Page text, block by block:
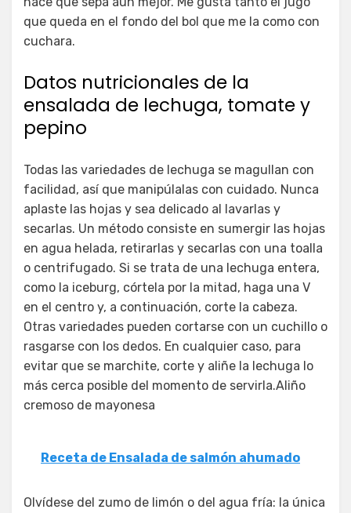
que queda en el fondo del bol que me la como con
cuchara.
Datos nutricionales de la
ensalada de lechuga, tomate y
pepino
Todas las variedades de lechuga se magullan con
facilidad, así que manipúlalas con cuidado. Nunca
aplaste las hojas y sea delicado al lavarlas y
secarlas. Un método consiste en sumergir las hojas
en agua helada, retirarlas y secarlas con una toalla
o centrifugado. Si se trata de una lechuga entera,
como la iceburg, córtela por la mitad, haga una V
en el centro y, a continuación, corte la cabeza.
Otras variedades pueden cortarse con un cuchillo o
rasgarse con los dedos. En cualquier caso, para
evitar que se marchite, corte y aliñe la lechuga lo
más cerca posible del momento de servirla.Aliño
cremoso de mayonesa
Receta de Ensalada de salmón ahumado
Olvídese del zumo de limón o del agua fría: la única